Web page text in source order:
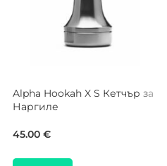
Alpha Hookah X S Кетчър за
Наргиле
45.00 €